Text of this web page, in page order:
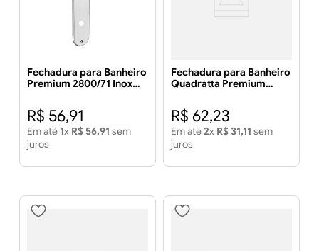
Fechadura para Banheiro
Premium 2800/71 Inox
ALIANÇA
R$ 56,91
Em até 1x R$ 56,91 sem
juros
Fechadura para Banheiro
Quadratta Premium
2800/81 Cromada -
ALIANÇA
R$ 62,23
Em até2x R$ 31,11 sem
juros